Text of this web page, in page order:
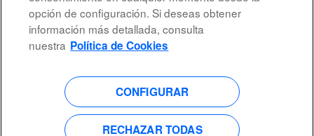
Accesibilidad
Protección de datos
e
S
e
a
b
e
a
b
opción de configuración. Si deseas obtener
información más detallada, consulta
nuestra Política de Cookies
CONFIGURAR
RECHAZAR TODAS